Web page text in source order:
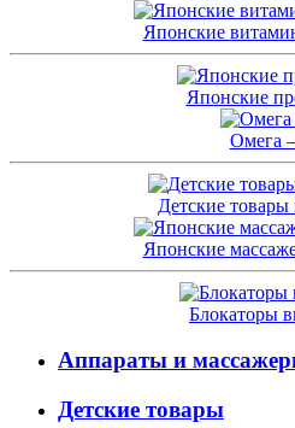
Японские
Японские
Омега
Детские
Японские
Блокаторы
Аппараты и
Детские товары